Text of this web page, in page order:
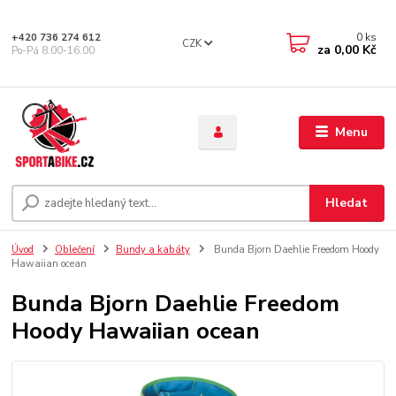
Menu
CZK
Hledat
+420 736 274 612
Po-Pá 8.00-16.00
0 ks
za 0,00 Kč
Úvod Oblečení Bundy a kabáty
Bunda Bjorn Daehlie Freedom Hoody
Hawaiian ocean
Bunda Bjorn Daehlie Freedom
Hoody Hawaiian ocean